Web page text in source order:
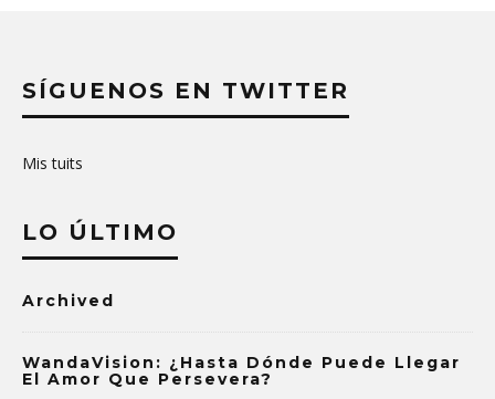
SÍGUENOS EN TWITTER
Mis tuits
LO ÚLTIMO
Archived
WandaVision: ¿Hasta Dónde Puede Llegar
El Amor Que Persevera?